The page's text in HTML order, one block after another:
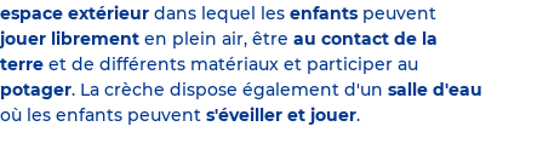
espace extérieur dans lequel les enfants peuvent
jouer librement en plein air, être au contact de la
terre et de différents matériaux et participer au
potager. La crèche dispose également d'un salle d'eau
où les enfants peuvent s'éveiller et jouer.